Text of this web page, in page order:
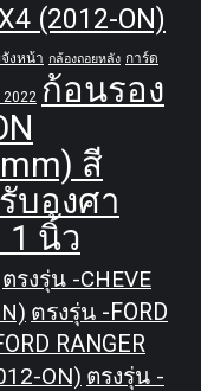
(2012-ON)
จังหน้า กล้องถอยหลัง การ์ด
2022 ก้อนรอง
สี
บองศา
1 นิ้ว
ตรงรุ่น -CHEVE
ตรงรุ่น -FORD
RANGER
ON) ตรงรุ่น -